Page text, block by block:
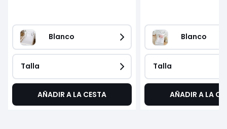
Blanco
Talla
AÑADIR A LA CESTA
Blanco
Talla
AÑADIR A LA